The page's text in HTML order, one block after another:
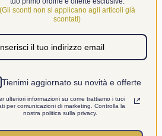
30 Giorni Resi
(Gli sconti non si applicano agli articoli già
scontati)
Tienimi aggiornato su novità e offerte
ulteriori informazioni su come trattiamo i tuoi
per comunicazioni di marketing. Controlla la
nostra politica sulla privacy.